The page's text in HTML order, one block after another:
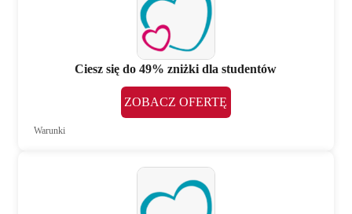
Ciesz się do 49% zniżki dla studentów
ZOBACZ OFERTĘ
Warunki